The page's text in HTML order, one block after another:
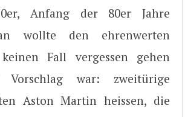
Anfang der 80er Jahre
wollte den ehrenwerten
Fall vergessen gehen
Vorschlag war: zweitürige
Aston Martin heissen, die